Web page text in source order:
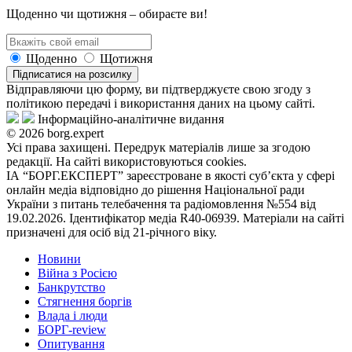
Щоденно чи щотижня – обираєте ви!
Щоденно Щотижня
Підписатися на розсилку
Відправляючи цю форму, ви підтверджуєте свою згоду з
політикою передачі і використання даних на цьому сайті.
Інформаційно-аналітичне видання
© 2026 borg.expert
Усі права захищені. Передрук матеріалів лише за згодою
редакції. На сайті використовуються cookies.
ІА “БОРГ.ЕКСПЕРТ” зареєстроване в якості суб’єкта у сфері
онлайн медіа відповідно до рішення Національної ради
України з питань телебачення та радіомовлення №554 від
19.02.2026. Ідентифікатор медіа R40-06939. Матеріали на сайті
призначені для осіб від 21-річного віку.
Новини
Війна з Росією
Банкрутство
Стягнення боргiв
Влада i люди
БОРГ-review
Опитування